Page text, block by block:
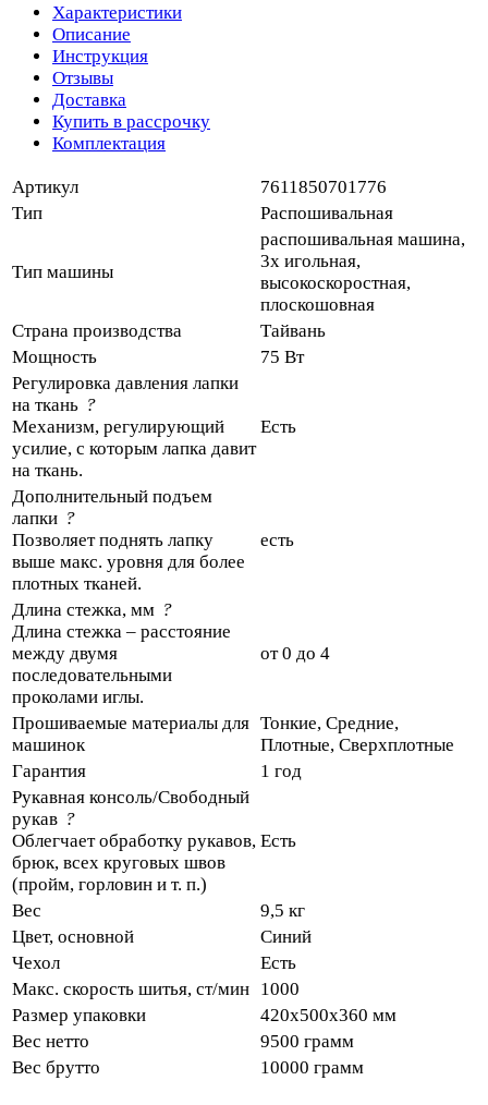
Характеристики
Описание
Инструкция
Отзывы
Доставка
Купить в рассрочку
Комплектация
Артикул
7611850701776
Тип
Распошивальная
Тип машины
распошивальная машина,
3х игольная,
высокоскоростная,
плоскошовная
Страна производства
Тайвань
Мощность
75 Вт
Регулировка давления лапки
на ткань ?
Механизм, регулирующий
усилие, с которым лапка давит
на ткань.
Есть
Дополнительный подъем
лапки ?
Позволяет поднять лапку
выше макс. уровня для более
плотных тканей.
есть
Длина стежка, мм ?
Длина стежка – расстояние
между двумя
последовательными
проколами иглы.
от 0 до 4
Прошиваемые материалы для
машинок
Тонкие, Средние,
Плотные, Сверхплотные
Гарантия
1 год
Рукавная консоль/Свободный
рукав ?
Облегчает обработку рукавов,
брюк, всех круговых швов
(пройм, горловин и т. п.)
Есть
Вес
9,5 кг
Цвет, основной
Синий
Чехол
Есть
Макс. скорость шитья, ст/мин 1000
Размер упаковки
420х500х360 мм
Вес нетто
9500 грамм
Вес брутто
10000 грамм